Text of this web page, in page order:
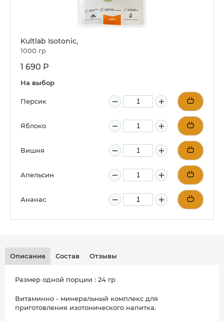
Kultlab Isotonic,
1000 гр
1 690 Р
На выбор
Персик
Яблоко
Вишня
Апельсин
Ананас
Описание Состав Отзывы
Размер одной порции : 24 гр
Витаминно - минеральный комплекс для
приготовления изотонического напитка.